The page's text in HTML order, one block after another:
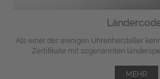
Als einer der wenigen Uhrenhersteller
Zertifikate mit sogenannten
MEHR